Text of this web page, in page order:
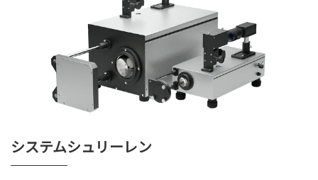
システムシュリーレン